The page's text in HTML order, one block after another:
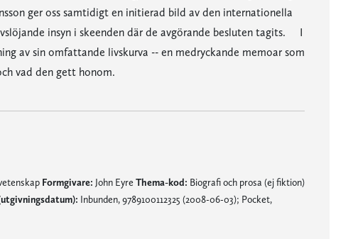
ger oss samtidigt en initierad bild av den internationella
insyn i skeenden där de avgörande besluten tagits. I
av sin omfattande livskurva -- en medryckande memoar som
vad den gett honom.
Formgivare: John Eyre Thema-kod: Biografi och prosa (ej fiktion)
Inbunden, 9789100112325 (2008-06-03); Pocket,